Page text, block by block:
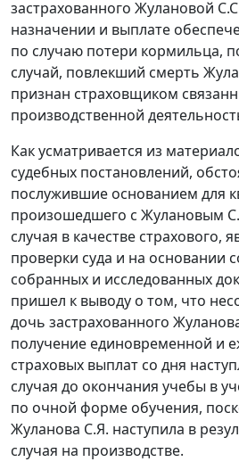
застрахованного Жулановой
назначении и выплате
по случаю потери кормильца,
случай, повлекший смерть
признан страховщиком
производственной
Как усматривается из
судебных постановлений,
послужившие основанием для
произошедшего с Жулановым
случая в качестве страхового,
проверки суда и на основании
собранных и исследованных
пришел к выводу о том, что
дочь застрахованного
получение единовременной и
страховых выплат со дня
случая до окончания учебы в
по очной форме обучения,
Жуланова С.Я. наступила в
случая на производстве.